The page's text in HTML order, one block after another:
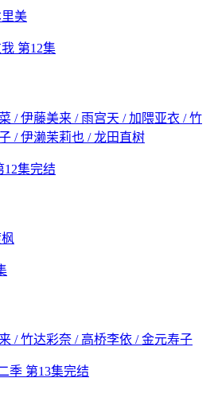
美
第12集
/ 伊藤美来 / 雨宫天 / 加隈亚衣 / 竹
/ 伊濑茉莉也 / 龙田直树
12集完结
/ 竹达彩奈 / 高桥李依 / 金元寿子
第13集完结